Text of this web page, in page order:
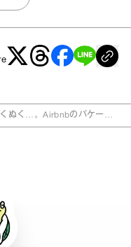
ぬく…。Airbnbのバケーシ